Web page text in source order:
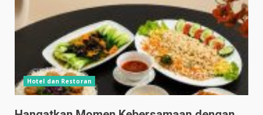
Hotel dan Restoran